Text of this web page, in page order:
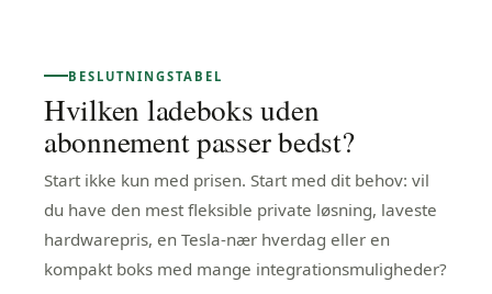
BESLUTNINGSTABEL
Hvilken ladeboks uden
abonnement passer bedst?
Start ikke kun med prisen. Start med dit behov: vil
du have den mest fleksible private løsning, laveste
hardwarepris, en Tesla-nær hverdag eller en
kompakt boks med mange integrationsmuligheder?